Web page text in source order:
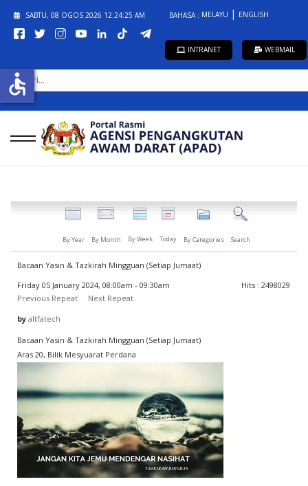
SABTU, 08 OGOS 2026 12:24:25 AM BAHASA : MELAYU ENGLISH
INTRANET WEBMAIL
CARI...
By Year By Month By Week Today By Categories Search
Bacaan Yasin & Tazkirah Mingguan (Setiap Jumaat)
Friday 05 January 2024, 08:00am - 09:30am
Previous Repeat
Next Repeat
Hits : 2498029
by altfatech
Bacaan Yasin & Tazkirah Mingguan (Setiap Jumaat)
Aras 20, Bilik Mesyuarat Perdana
accessible